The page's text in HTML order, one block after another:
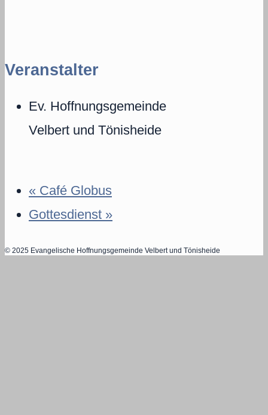
Veranstalter
Ev. Hoffnungsgemeinde
Velbert und Tönisheide
« Café Globus
Gottesdienst »
© 2025 Evangelische Hoffnungsgemeinde Velbert und Tönisheide